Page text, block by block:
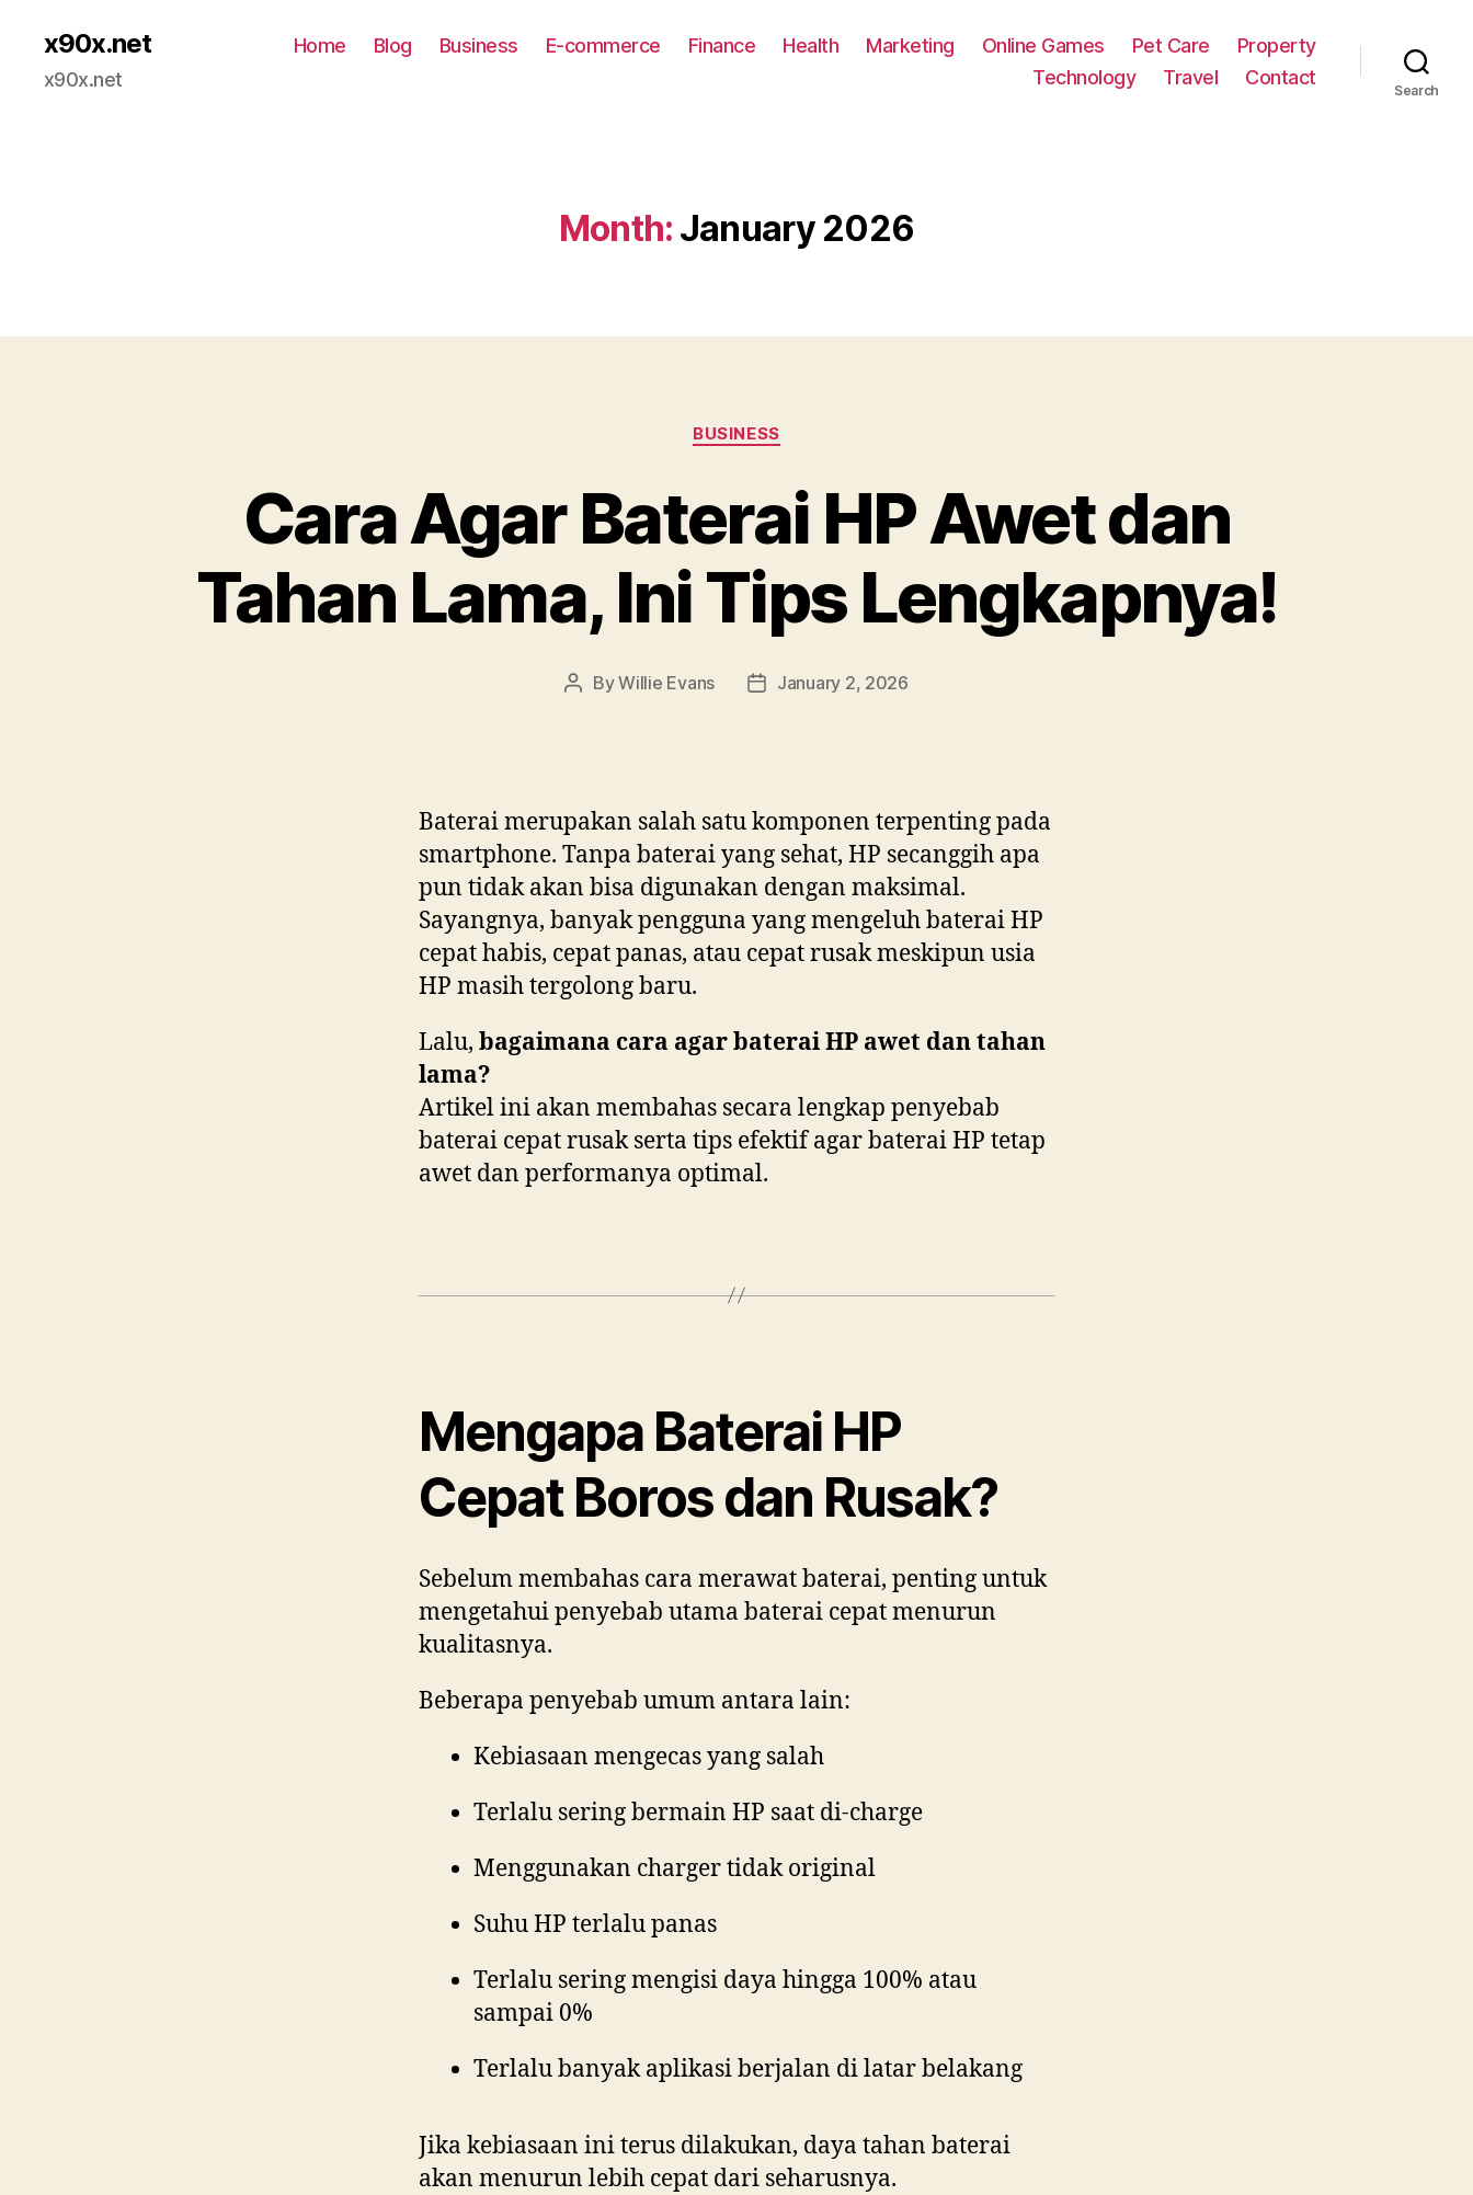
x90x.net
x90x.net
Home Blog Business E-commerce Finance Health Marketing Online Games Pet Care
Property
Technology
Travel Contact
Search
Month: January 2026
Categories
BUSINESS
Cara Agar Baterai HP Awet dan
Tahan Lama, Ini Tips Lengkapnya!
PostByWillie Evans
PostJanuary 2, 2026
Baterai merupakan salah satu komponen terpenting pada
smartphone. Tanpa baterai yang sehat, HP secanggih apa
pun tidak akan bisa digunakan dengan maksimal.
Sayangnya, banyak pengguna yang mengeluh baterai HP
cepat habis, cepat panas, atau cepat rusak meskipun usia
HP masih tergolong baru.
Lalu, bagaimana cara agar baterai HP awet dan tahan
lama?
Artikel ini akan membahas secara lengkap penyebab
baterai cepat rusak serta tips efektif agar baterai HP tetap
awet dan performanya optimal.
Mengapa Baterai HP
Cepat Boros dan Rusak?
Sebelum membahas cara merawat baterai, penting untuk
mengetahui penyebab utama baterai cepat menurun
kualitasnya.
Beberapa penyebab umum antara lain:
Kebiasaan mengecas yang salah
Terlalu sering bermain HP saat di-charge
Menggunakan charger tidak original
Suhu HP terlalu panas
Terlalu sering mengisi daya hingga 100% atau
sampai 0%
Terlalu banyak aplikasi berjalan di latar belakang
Jika kebiasaan ini terus dilakukan, daya tahan baterai
akan menurun lebih cepat dari seharusnya.